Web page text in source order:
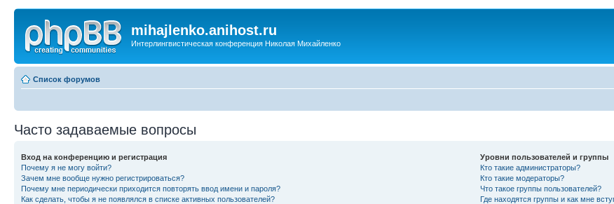
mihajlenko.anihost.ru
Интерлингвистическая конференция Николая Михайленко
Список форумов
Часто задаваемые вопросы
Вход на конференцию и регистрация
Почему я не могу войти?
Зачем мне вообще нужно регистрироваться?
Почему мне периодически приходится повторять ввод имени и пароля?
Как сделать, чтобы я не появлялся в списке активных пользователей?
Уровни пользователей и группы
Кто такие администраторы?
Кто такие модераторы?
Что такое группы пользователей?
Где находятся группы и как мне